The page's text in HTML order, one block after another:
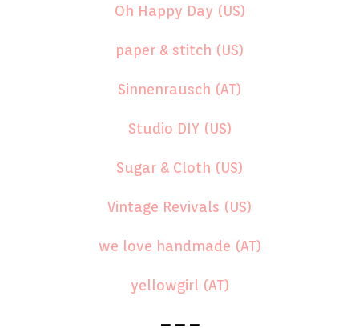
Oh Happy Day (US)
paper & stitch (US)
Sinnenrausch (AT)
Studio DIY (US)
Sugar & Cloth (US)
Vintage Revivals (US)
we love handmade (AT)
yellowgirl (AT)
– – –